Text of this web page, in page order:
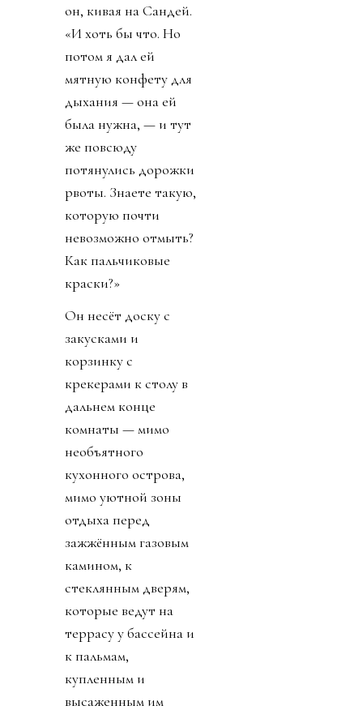
он, кивая на Сандей.
«И хоть бы что. Но
потом я дал ей
мятную конфету для
дыхания — она ей
была нужна, — и тут
же повсюду
потянулись дорожки
рвоты. Знаете такую,
которую почти
невозможно отмыть?
Как пальчиковые
краски?»
Он несёт доску с
закусками и
корзинку с
крекерами к столу в
дальнем конце
комнаты — мимо
необъятного
кухонного острова,
мимо уютной зоны
отдыха перед
зажжённым газовым
камином, к
стеклянным дверям,
которые ведут на
террасу у бассейна и
к пальмам,
купленным и
высаженным им